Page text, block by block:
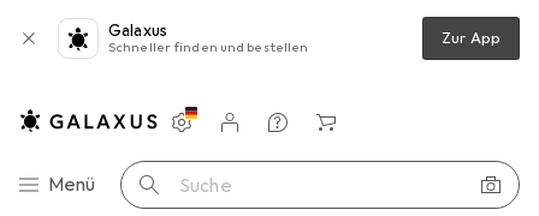
Galaxus
Schneller finden und bestellen Zur App
Navigation nach Kategorien
Menü Suche
Einstellungen
Kundenkonto
Vergleichslisten
Merklisten
Warenkorb